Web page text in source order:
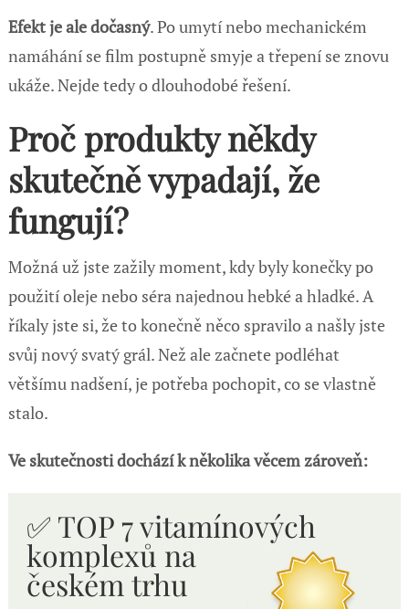
Efekt je ale dočasný. Po umytí nebo mechanickém
namáhání se film postupně smyje a třepení se znovu
ukáže. Nejde tedy o dlouhodobé řešení.
Proč produkty někdy
skutečně vypadají, že
fungují?
Možná už jste zažily moment, kdy byly konečky po
použití oleje nebo séra najednou hebké a hladké. A
říkaly jste si, že to konečně něco spravilo a našly jste
svůj nový svatý grál. Než ale začnete podléhat
většímu nadšení, je potřeba pochopit, co se vlastně
stalo.
Ve skutečnosti dochází k několika věcem zároveň:
✅ TOP 7 vitamínových
komplexů na
českém trhu